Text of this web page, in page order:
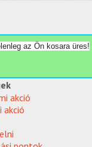
az Ön kosara üres!
akció
akció